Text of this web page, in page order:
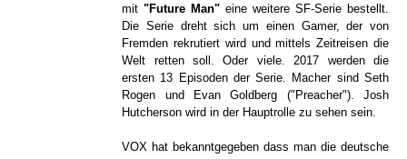
mit"Future Man" eine weitere SF-Serie bestellt.
Die Serie dreht sich um einen Gamer, der von
Fremden rekrutiert wird und mittels Zeitreisen die
Welt retten soll. Oder viele. 2017 werden die
ersten 13 Episoden der Serie. Macher sind Seth
Rogen und Evan Goldberg ("Preacher"). Josh
Hutcherson wird in der Hauptrolle zu sehen sein.
VOX hat bekanntgegeben dass man die deutsche